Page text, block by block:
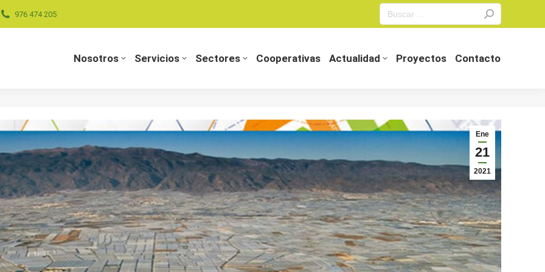
976 474 205
Search:
Nosotros Servicios Sectores Cooperativas Actualidad Proyectos Contacto
Ene
21
2021
Actualidad Proyectos Contacto